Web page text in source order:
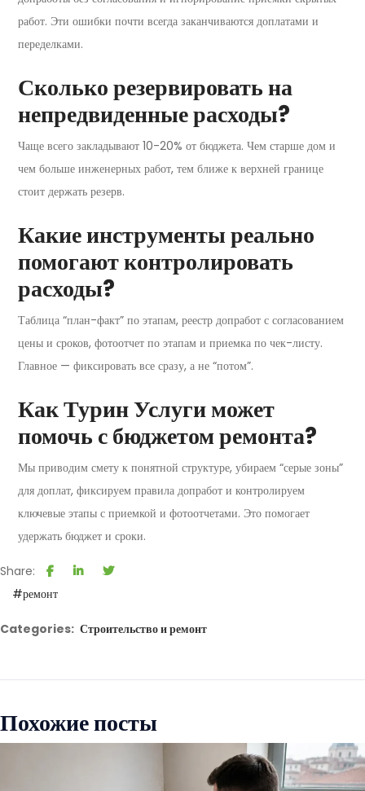
работ. Эти ошибки почти всегда заканчиваются доплатами и
переделками.
Сколько резервировать на
непредвиденные расходы?
Чаще всего закладывают 10-20% от бюджета. Чем старше дом и
чем больше инженерных работ, тем ближе к верхней границе
стоит держать резерв.
Какие инструменты реально
помогают контролировать
расходы?
Таблица “план-факт” по этапам, реестр допработ с согласованием
цены и сроков, фотоотчет по этапам и приемка по чек-листу.
Главное — фиксировать все сразу, а не “потом”.
Как Турин Услуги может
помочь с бюджетом ремонта?
Мы приводим смету к понятной структуре, убираем “серые зоны”
для доплат, фиксируем правила допработ и контролируем
ключевые этапы с приемкой и фотоотчетами. Это помогает
удержать бюджет и сроки.
Share:
#ремонт
Categories: Строительство и ремонт
Похожие посты